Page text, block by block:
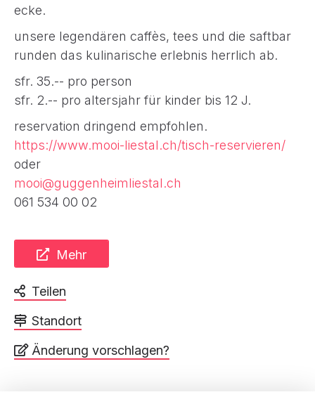
ecke.
unsere legendären caffès, tees und die saftbar
runden das kulinarische erlebnis herrlich ab.
sfr. 35.-- pro person
sfr. 2.-- pro altersjahr für kinder bis 12 J.
reservation dringend empfohlen.
https://www.mooi-liestal.ch/tisch-reservieren/
oder
mooi@guggenheimliestal.ch
061 534 00 02
Mehr
Teilen
Standort
Änderung vorschlagen?